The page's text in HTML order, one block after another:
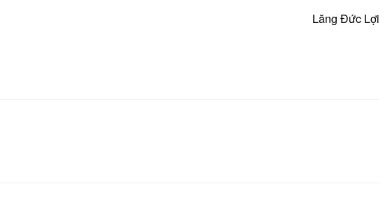
Lăng Đức Lợi